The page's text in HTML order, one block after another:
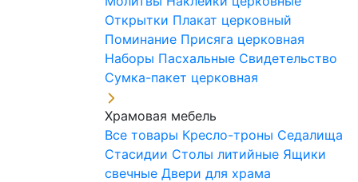
Открытки Плакат церковный
Поминание Присяга церковная
Наборы Пасхальные Свидетельство
Сумка-пакет церковная
Храмовая мебель
Все товары Кресло-троны Седалища
Стасидии Столы литийные Ящики
свечные Двери для храма